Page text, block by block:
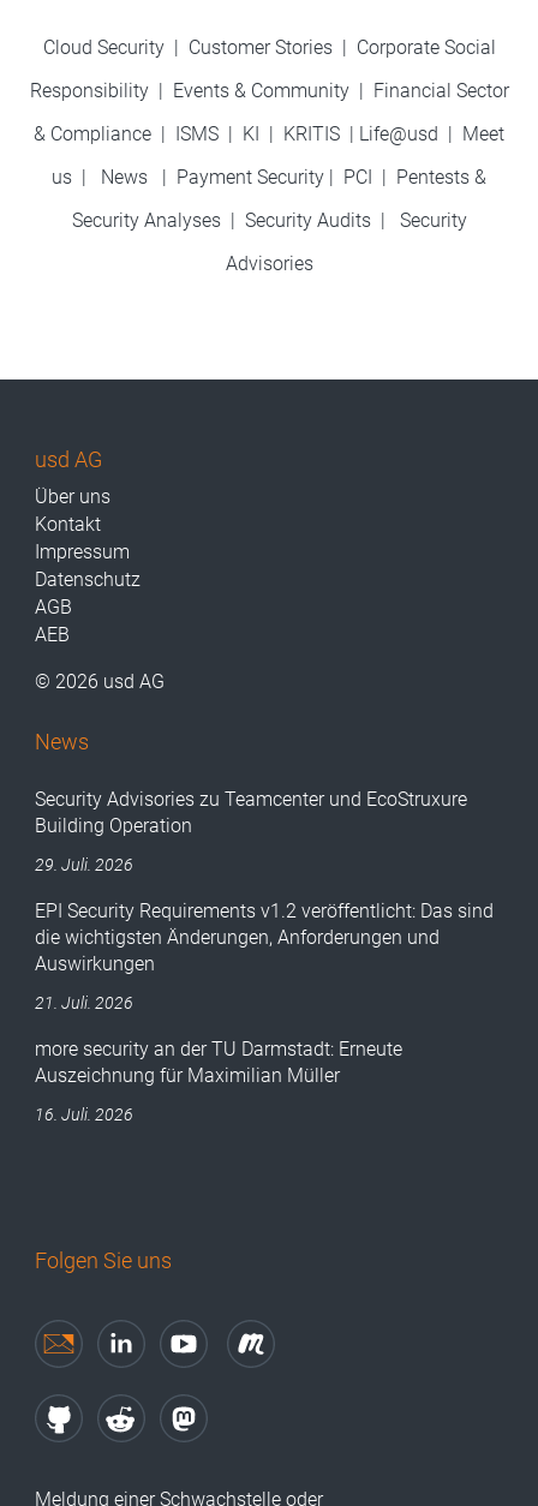
Cloud Security | Customer Stories| Corporate Social
Responsibility| Events & Community | Financial Sector
& Compliance | ISMS | KI | KRITIS | Life@usd | Meet
us | News | Payment Security | PCI | Pentests &
Security Analyses | Security Audits| Security
Advisories
usd AG
Über uns
Kontakt
Impressum
Datenschutz
AGB
AEB
© 2026 usd AG
News
Security Advisories zu Teamcenter und EcoStruxure
Building Operation
29. Juli. 2026
EPI Security Requirements v1.2 veröffentlicht: Das sind
die wichtigsten Änderungen, Anforderungen und
Auswirkungen
21. Juli. 2026
more security an der TU Darmstadt: Erneute
Auszeichnung für Maximilian Müller
16. Juli. 2026
Folgen Sie uns
Meldung einer Schwachstelle oder